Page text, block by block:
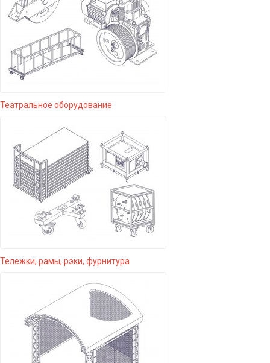
Театральное оборудование
Тележки, рамы, рэки, фурнитура